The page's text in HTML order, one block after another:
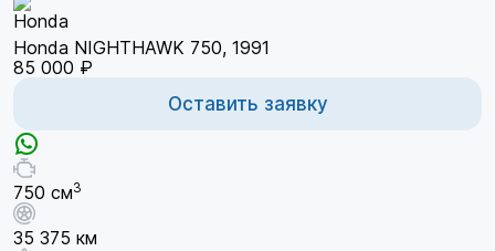
Honda NIGHTHAWK 750, 1991
85 000 ₽
Оставить заявку
750 см3
35 375 км